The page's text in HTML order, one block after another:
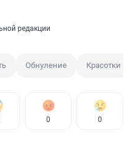
редакции
Обнуление Красотки
0 0